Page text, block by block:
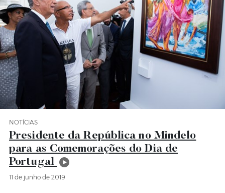
Categoria Notícias
NOTÍCIAS
Presidente da República no Mindelo
para as Comemorações do Dia de
Portugal
11 de junho de 2019